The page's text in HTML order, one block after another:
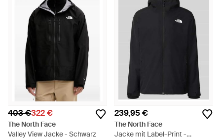
403 €322 €
The North Face
Valley View Jacke - Schwarz
239,95 €
The North Face
Jacke mit Label-Print -